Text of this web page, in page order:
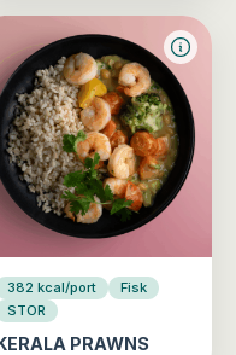
382 kcal/port
Fisk
STOR
PRAWNS